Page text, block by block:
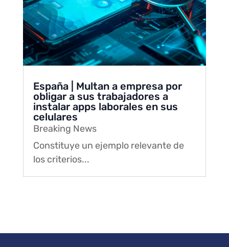
España | Multan a empresa por
obligar a sus trabajadores a
instalar apps laborales en sus
celulares
Breaking News
Constituye un ejemplo relevante de
los criterios...